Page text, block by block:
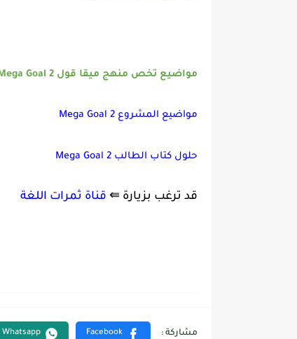
مواضيع تخص منهج ميقا قول 2 Mega Goal
مواضيع المشروع Mega Goal 2
حلول كتاب الطالب Mega Goal 2
قد ترغب بزيارة ⇚ قناة ثمرات اللغة